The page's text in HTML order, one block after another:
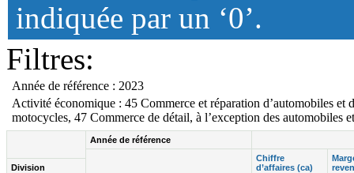
indiquée par un ‘0’.
Filtres:
Année de référence : 2023
Activité économique : 45 Commerce et réparation d’automobiles et
motocycles, 47 Commerce de détail, à l’exception des automobiles
Année de référence
Chiffre
d’affaires (ca)
Division